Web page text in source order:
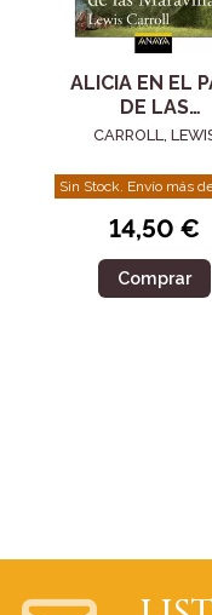
ALICIA EN EL
DE LAS
CARROLL,
Sin Stock. Envío más
14,50 €
Comprar